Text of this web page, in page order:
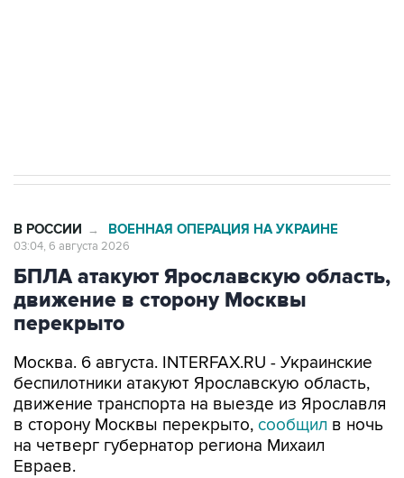
В РОССИИ → ВОЕННАЯ ОПЕРАЦИЯ НА УКРАИНЕ
03:04, 6 августа 2026
БПЛА атакуют Ярославскую область,
движение в сторону Москвы
перекрыто
Москва. 6 августа. INTERFAX.RU - Украинские
беспилотники атакуют Ярославскую область,
движение транспорта на выезде из Ярославля
в сторону Москвы перекрыто, сообщил в ночь
на четверг губернатор региона Михаил
Евраев.